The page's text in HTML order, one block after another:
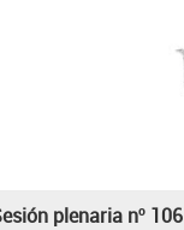
plenaria nº 106